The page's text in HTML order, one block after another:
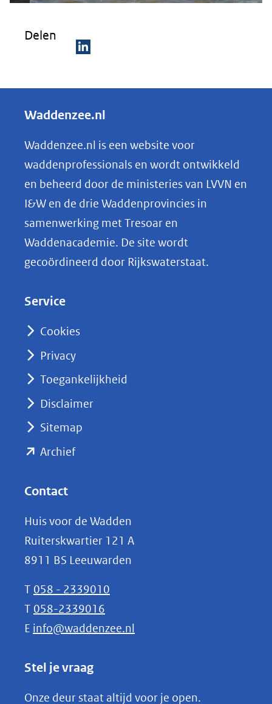
n
ng(afbeelding:
dummy-
preview-
image.jpg)
Delen
e
e
n
o
p
k
e
nieuw
naar
Waddenzee.nl
Waddenzee.nl is een website voor
waddenprofessionals en wordt ontwikkeld
en beheerd door de ministeries van LVVN en
I&W en de drie Waddenprovincies in
samenwerking met Tresoar en
Waddenacademie. De site wordt
gecoördineerd door Rijkswaterstaat.
Service
Cookies
Privacy
Toegankelijkheid
Disclaimer
Sitemap
Archief(opent
(verwijst
naar
een
andere
website)
Contact
Huis voor de Wadden
Ruiterskwartier 121 A
8911 BS Leeuwarden
T 058 - 2339010
T 058-2339016
E info@waddenzee.nl
Stel je vraag
Onze deur staat altijd voor je open.